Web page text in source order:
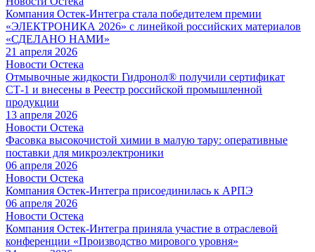
Компания Остек-Интегра стала победителем премии
«ЭЛЕКТРОНИКА 2026» с линейкой российских материалов
«СДЕЛАНО НАМИ»
21 апреля 2026
Новости Остека
Отмывочные жидкости Гидронол® получили сертификат
СТ-1 и внесены в Реестр российской промышленной
продукции
13 апреля 2026
Новости Остека
Фасовка высокочистой химии в малую тару: оперативные
поставки для микроэлектроники
06 апреля 2026
Новости Остека
Компания Остек-Интегра присоединилась к АРПЭ
06 апреля 2026
Новости Остека
Компания Остек-Интегра приняла участие в отраслевой
конференции «Производство мирового уровня»